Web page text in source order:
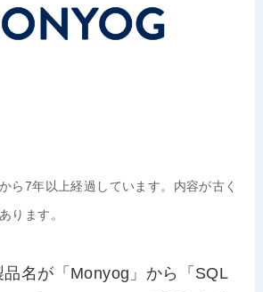
ら7年以上経過しています。内容が古く
ります。
名が「Monyog」から「SQL